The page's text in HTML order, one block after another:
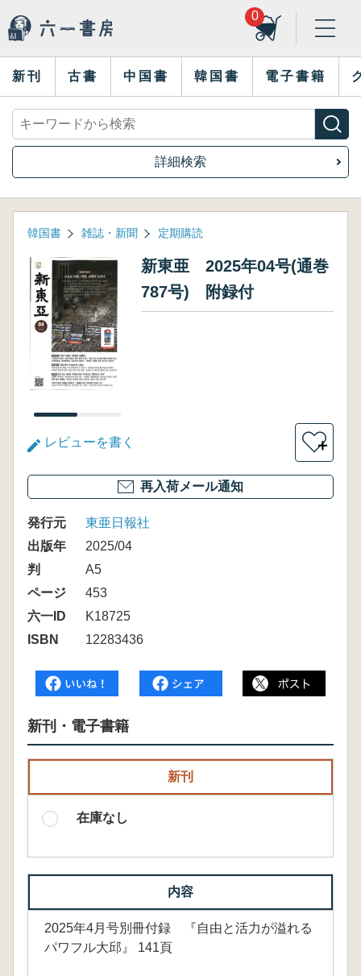
0
新刊 古書 中国書 韓国書 電子書籍
詳細検索
韓国書 雑誌・新聞 定期購読
新東亜 2025年04号(通巻
787号) 附録付
レビューを書く ＋
再入荷メール通知
発行元
東亜日報社
出版年
2025/04
判
A5
ページ
453
六一ID
K18725
ISBN
12283436
新刊・電子書籍
新刊
在庫なし
内容
2025年4月号別冊付録 『自由と活力が溢れる
パワフル大邱』 141頁